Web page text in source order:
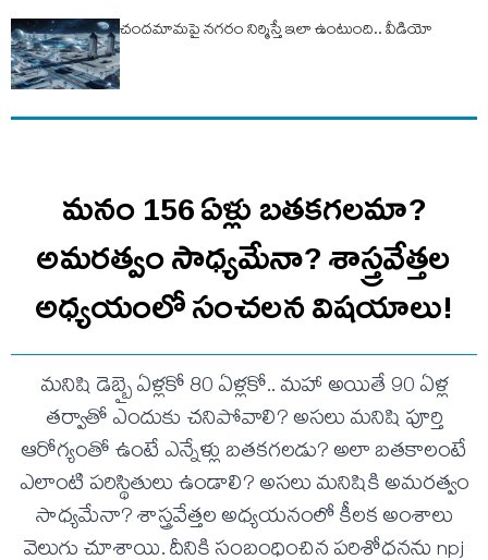
చంద‌మామ‌పై న‌గ‌రం నిర్మిస్తే ఇలా ఉంటుంది.. వీడియో
మనం 156 ఏళ్లు బతకగలమా?
అమరత్వం సాధ్యమేనా? శాస్త్రవేత్తల
అధ్యయంలో సంచలన విషయాలు!
మనిషి డెబ్బై ఏళ్లకో 80 ఏళ్లకో.. మహా అయితే 90 ఏళ్ల
తర్వాతో ఎందుకు చనిపోవాలి? అసలు మనిషి పూర్తి
ఆరోగ్యంతో ఉంటే ఎన్నేళ్లు బతకగలడు? అలా బతకాలంటే
ఎలాంటి పరిస్థితులు ఉండాలి? అసలు మనిషికి అమరత్వం
సాధ్యమేనా? శాస్త్రవేత్తల అధ్యయనంలో కీలక అంశాలు
వెలుగు చూశాయి. దీనికి సంబంధించిన పరిశోధనను npj